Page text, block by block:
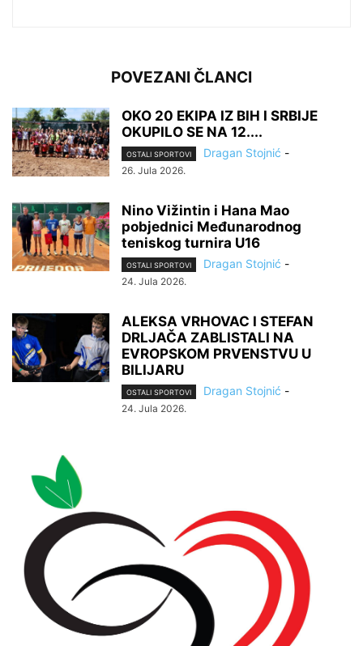
POVEZANI ČLANCI
OKO 20 EKIPA IZ BIH I SRBIJE
OKUPILO SE NA 12....
OSTALI SPORTOVI Dragan Stojnić -
26. Jula 2026.
Nino Vižintin i Hana Mao
pobjednici Međunarodnog
teniskog turnira U16
OSTALI SPORTOVI Dragan Stojnić -
24. Jula 2026.
ALEKSA VRHOVAC I STEFAN
DRLJAČA ZABLISTALI NA
EVROPSKOM PRVENSTVU U
BILIJARU
OSTALI SPORTOVI Dragan Stojnić -
24. Jula 2026.